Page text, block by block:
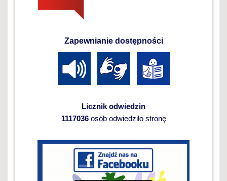
Zapewnianie dostępności
Licznik odwiedzin
1117036osób odwiedziło stronę